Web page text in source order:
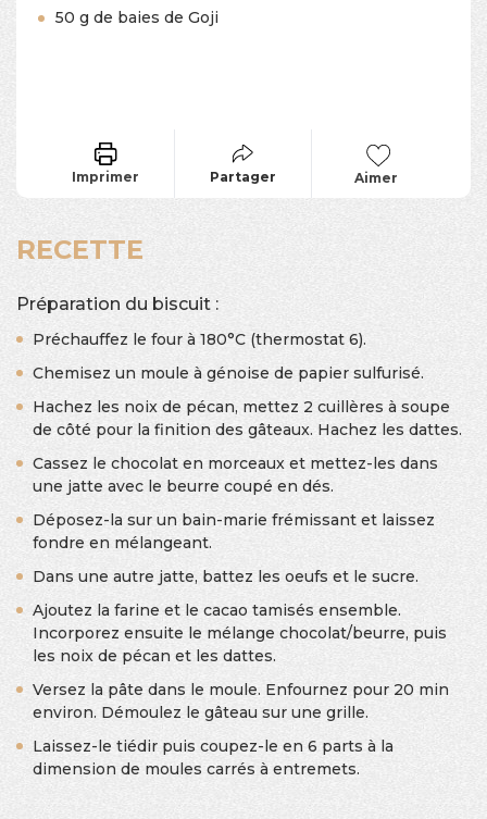
50 g de baies de Goji
Imprimer Partager Aimer
RECETTE
Préparation du biscuit :
Préchauffez le four à 180°C (thermostat 6).
Chemisez un moule à génoise de papier sulfurisé.
Hachez les noix de pécan, mettez 2 cuillères à soupe
de côté pour la finition des gâteaux. Hachez les dattes.
Cassez le chocolat en morceaux et mettez-les dans
une jatte avec le beurre coupé en dés.
Déposez-la sur un bain-marie frémissant et laissez
fondre en mélangeant.
Dans une autre jatte, battez les oeufs et le sucre.
Ajoutez la farine et le cacao tamisés ensemble.
Incorporez ensuite le mélange chocolat/beurre, puis
les noix de pécan et les dattes.
Versez la pâte dans le moule. Enfournez pour 20 min
environ. Démoulez le gâteau sur une grille.
Laissez-le tiédir puis coupez-le en 6 parts à la
dimension de moules carrés à entremets.